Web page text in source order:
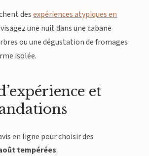
desexpériences atypiques en
une nuit dans une cabane
ou une dégustation de fromages
isolée.
et
en ligne pour choisir des
tempérées.